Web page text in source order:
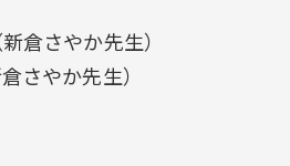
倉さやか先生）
さやか先生）